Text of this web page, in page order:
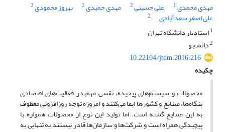
مهدی محمدی1 علی حسینی2 مهدی حمیدی2 بهروز محمودی2
علی اصغر سعدآبادی
2
1استادیار دانشگاه تهران
2دانشجو
10.22104/jtdm.2016.216
چکیده
محصولات و سیستم‌های پیچیده، نقشی مهم در فعالیت‌های اقتصادی
بنگاه‌ها، صنایع و کشورها ایفا می‌کنند و امروزه توجه روزافزونی معطوف
به این صنایع گشته است. اما تولید این نوع از محصولات همواره با
پیچیدگی همراه است و شرکت‌ها و سازمان‌ها قادر نیستند به تنهایی به